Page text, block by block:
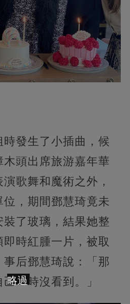
發生了小插曲，候
頭出席旅游嘉年華
歌舞和魔術之外，
，期間鄧慧琦竟未
了玻璃，結果她整
時紅腫一片，被取
后鄧慧琦說：「那
一時沒看到。」
略過